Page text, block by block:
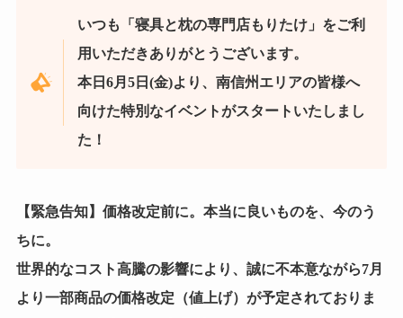
いつも「寝具と枕の専門店もりたけ」をご利
用いただきありがとうございます。
本日6月5日(金)より、南信州エリアの皆様へ
向けた特別なイベントがスタートいたしまし
た！
【緊急告知】価格改定前に。本当に良いものを、今のう
ちに。
世界的なコスト高騰の影響により、誠に不本意ながら7月
より一部商品の価格改定（値上げ）が予定されておりま